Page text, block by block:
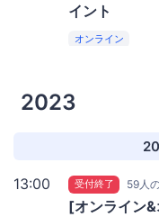
イント
オンライン
2023
13:00 受付終了 59人
[オンライン